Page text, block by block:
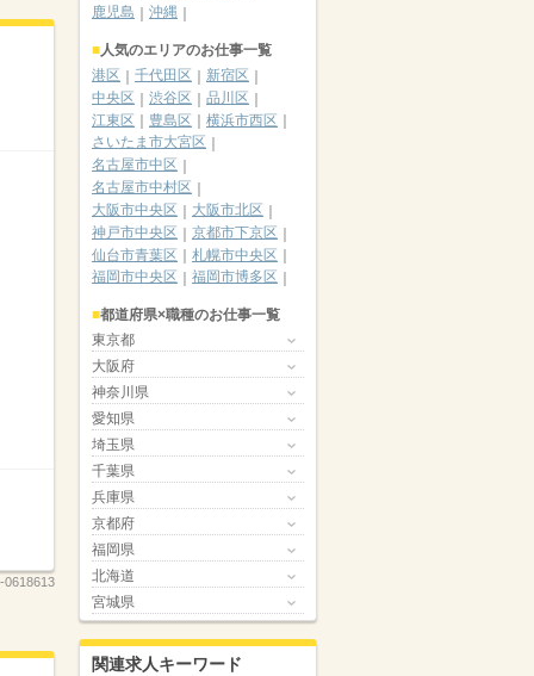
0618613
鹿児島
沖縄
人気のエリアのお仕事一覧
港区
千代田区
新宿区
中央区
渋谷区
品川区
江東区
豊島区
横浜市西区
さいたま市大宮区
名古屋市中区
名古屋市中村区
大阪市中央区
大阪市北区
神戸市中央区
京都市下京区
仙台市青葉区
札幌市中央区
福岡市中央区
福岡市博多区
都道府県×職種のお仕事一覧
東京都
大阪府
神奈川県
愛知県
埼玉県
千葉県
兵庫県
京都府
福岡県
北海道
宮城県
関連求人キーワード